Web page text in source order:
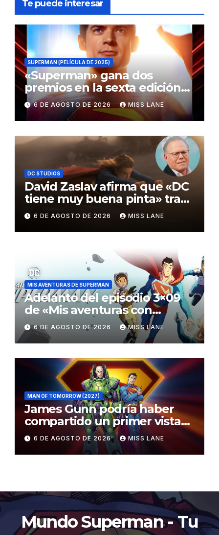
Te puede interesar
SUPERMAN (PELÍCULA DE 2025)
«Superman» gana dos
premios en la sexta edición
de los Critics Choice Super
Awards
6 DE AGOSTO DE 2026 MISS LANE
DC STUDIOS
David Zaslav afirma que «DC
tiene muy buena pinta» tras
el fracaso de «Supergirl»
6 DE AGOSTO DE 2026 MISS LANE
MIS AVENTURAS DE SUPERMAN
Adelanto del episodio 3×09
de «Mis aventuras con
Superman»
6 DE AGOSTO DE 2026 MISS LANE
MAN OF TOMORROW (2027)
James Gunn podría haber
compartido un primer vistazo
al traje de Brainiac
6 DE AGOSTO DE 2026 MISS LANE
Mundo Superman - Tu